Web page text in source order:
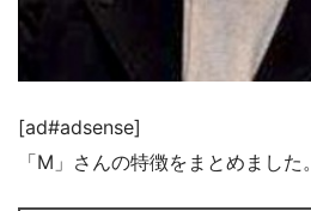
[ad#adsense]
「M」さんの特徴をまとめました。